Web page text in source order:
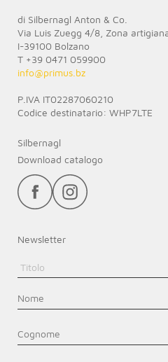
di Silbernagl Anton & Co.
Via Luis Zuegg 4/8, Zona
I-39100 Bolzano
T +39 0471 059900
info@primus.bz
P.IVA IT02287060210
Codice destinatario: WHP7LTE
Silbernagl
Download catalogo
Newsletter